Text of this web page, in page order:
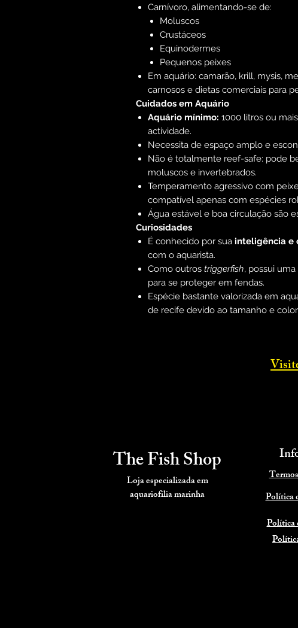
Carnívoro, alimentando-se de:
Moluscos
Crustáceos
Equinodermes
Pequenos peixes
Em aquário: camarão, krill, mysis,
carnosos e dietas comerciais para
Cuidados em Aquário
Aquário mínimo: 1000 litros ou
actividade.
Necessita de espaço amplo e
Não é totalmente reef-safe: pode
moluscos e invertebrados.
Temperamento agressivo com
compatível apenas com espécies
Água estável e boa circulação são
Curiosidades
É conhecido por sua inteligência e
com o aquarista.
Como outros triggerfish, possui
para se proteger em fendas.
Espécie bastante valorizada em
de recife devido ao tamanho e
The Fish Shop
Loja especializada em
aquariofiliamarinha
Política
Política